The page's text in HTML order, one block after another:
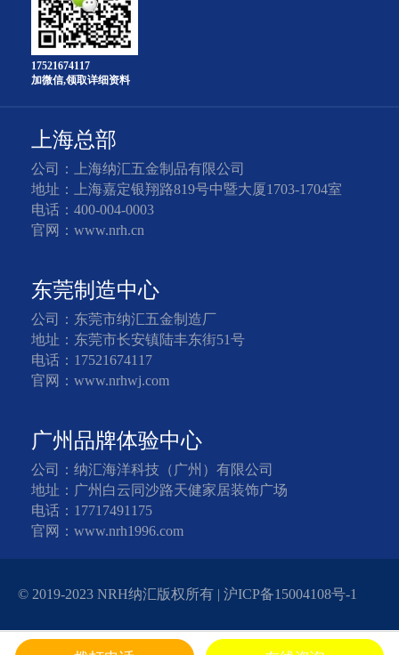
17521674117
加微信,领取详细资料
上海总部
公司：上海纳汇五金制品有限公司
地址：上海嘉定银翔路819号中暨大厦1703-1704室
电话：400-004-0003
官网：www.nrh.cn
东莞制造中心
公司：东莞市纳汇五金制造厂
地址：东莞市长安镇陆丰东街51号
电话：17521674117
官网：www.nrhwj.com
广州品牌体验中心
公司：纳汇海洋科技（广州）有限公司
地址：广州白云同沙路天健家居装饰广场
电话：17717491175
官网：www.nrh1996.com
© 2019-2023 NRH纳汇版权所有 | 沪ICP备15004108号-1